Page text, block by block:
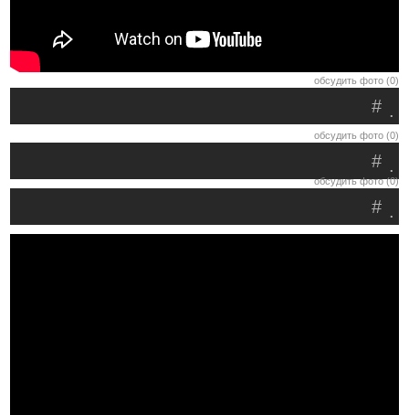
обсудить фото (0)
.
#
обсудить фото (0)
.
#
обсудить фото (0)
.
#